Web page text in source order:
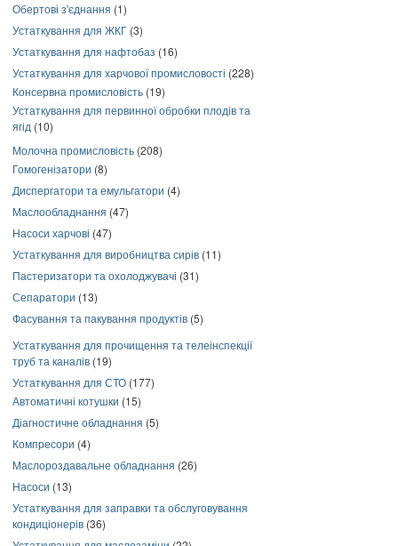
Обертові з'єднання (1)
Устаткування для ЖКГ (3)
Устаткування для нафтобаз (16)
Устаткування для харчової промисловості (228)
Консервна промисловість (19)
Устаткування для первинної обробки плодів та
ягід (10)
Молочна промисловість (208)
Гомогенізатори (8)
Диспергатори та емульгатори (4)
Маслообладнання (47)
Насоси харчові (47)
Устаткування для виробництва сирів (11)
Пастеризатори та охолоджувачі (31)
Сепаратори (13)
Фасування та пакування продуктів (5)
Устаткування для прочищення та телеінспекції
труб та каналів (19)
Устаткування для СТО (177)
Автоматичні котушки (15)
Діагностичне обладнання (5)
Компресори (4)
Маслороздавальне обладнання (26)
Насоси (13)
Устаткування для заправки та обслуговування
кондиціонерів (36)